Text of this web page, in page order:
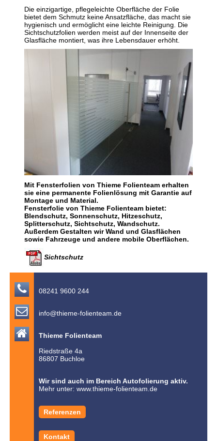
Die einzigartige, pflegeleichte Oberfläche der Folie
bietet dem Schmutz keine Ansatzfläche, das macht sie
hygienisch und ermöglicht eine leichte Reinigung. Die
Sichtschutzfolien werden meist auf der Innenseite der
Glasfläche montiert, was ihre Lebensdauer erhöht.
Mit Fensterfolien von Thieme Folienteam erhalten
sie eine permanente Folienlösung mit Garantie auf
Montage und Material.
Fensterfolie von Thieme Folienteam bietet:
Blendschutz, Sonnenschutz, Hitzeschutz,
Splitterschutz, Sichtschutz, Wandschutz.
Außerdem Gestalten wir Wand und Glasflächen
sowie Fahrzeuge und andere mobile Oberflächen.
Sichtschutz
 08241 9600 244
 info@thieme-folienteam.de

Thieme Folienteam
Riedstraße 4a
86807 Buchloe
Wir sind auch im Bereich Autofolierung aktiv.
Mehr unter: www.thieme-folienteam.de
Referenzen
Kontakt